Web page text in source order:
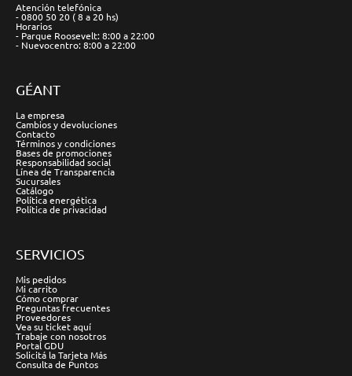
Atención telefónica
- 0800 50 20 ( 8 a 20 hs)
Horarios
- Parque Roosevelt: 8:00 a 22:00
- Nuevocentro: 8:00 a 22:00
GÉANT
La empresa
Cambios y devoluciones
Contacto
Términos y condiciones
Bases de promociones
Responsabilidad social
Línea de Transparencia
Sucursales
Catálogo
Política energética
Política de privacidad
SERVICIOS
Mis pedidos
Mi carrito
Cómo comprar
Preguntas frecuentes
Proveedores
Vea su ticket aquí
Trabaje con nosotros
Portal GDU
Solicitá la Tarjeta Más
Consulta de Puntos